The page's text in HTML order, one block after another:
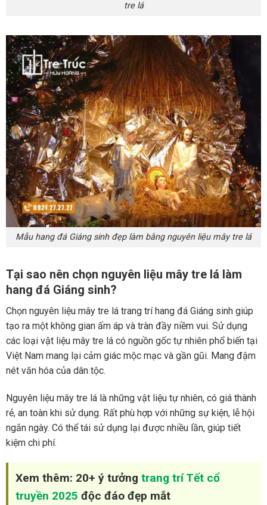
tre lá
Mẫu hang đá Giáng sinh đẹp làm bằng nguyên liệu mây tre lá
Tại sao nên chọn nguyên liệu mây tre lá làm
hang đá Giáng sinh?
Chọn nguyên liệu mây tre lá trang trí hang đá Giáng sinh giúp
tạo ra một không gian ấm áp và tràn đầy niềm vui. Sử dụng
các loại vật liệu mây tre lá có nguồn gốc tự nhiên phổ biến tại
Việt Nam mang lại cảm giác mộc mạc và gần gũi. Mang đậm
nét văn hóa của dân tộc.
Nguyên liệu mây tre lá là những vật liệu tự nhiên, có giá thành
rẻ, an toàn khi sử dụng. Rất phù hợp với những sự kiện, lễ hội
ngắn ngày. Có thể tái sử dụng lại được nhiều lần, giúp tiết
kiệm chi phí.
Xem thêm: 20+ ý tưởng trang trí Tết cổ
truyền 2025 độc đáo đẹp mắt